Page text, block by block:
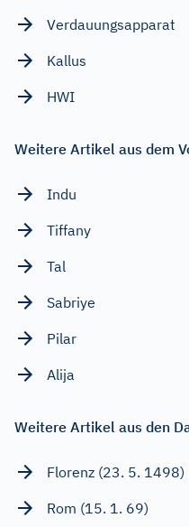
Verdauungsapparat
Kallus
HWI
Weitere Artikel aus dem
Indu
Tiffany
Tal
Sabriye
Pilar
Alija
Weitere Artikel aus den
Florenz (23. 5. 1498)
Rom (15. 1. 69)